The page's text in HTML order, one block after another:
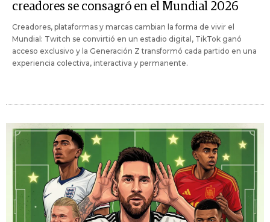
creadores se consagró en el Mundial 2026
Creadores, plataformas y marcas cambian la forma de vivir el
Mundial: Twitch se convirtió en un estadio digital, TikTok ganó
acceso exclusivo y la Generación Z transformó cada partido en una
experiencia colectiva, interactiva y permanente.